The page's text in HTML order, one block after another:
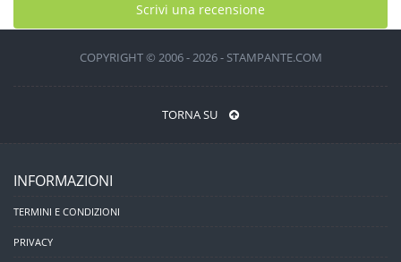
Scrivi una recensione
COPYRIGHT © 2006 - 2026 - STAMPANTE.COM
TORNA SU
INFORMAZIONI
TERMINI E CONDIZIONI
PRIVACY